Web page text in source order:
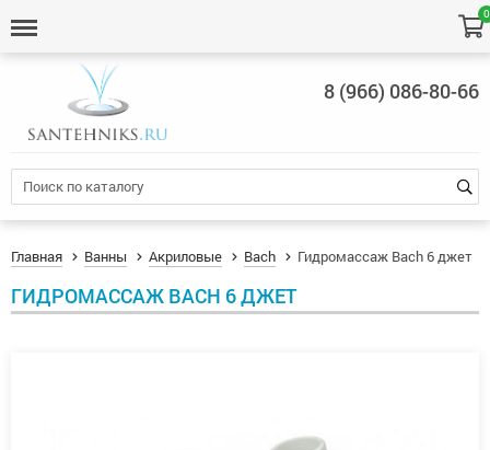
8 (966) 086-80-66
0
Главная Ванны Акриловые Bach Гидромассаж Bach 6 джет
ГИДРОМАССАЖ BACH 6 ДЖЕТ